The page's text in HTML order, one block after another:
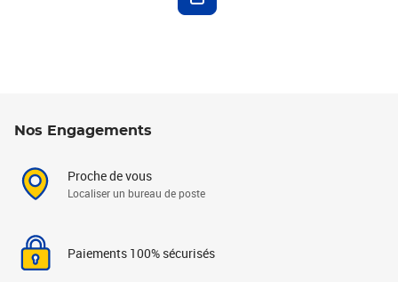
Nos Engagements
Proche de vous
Localiser un bureau de poste
Paiements 100% sécurisés